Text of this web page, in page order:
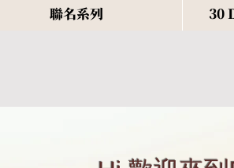
聯名系列 30